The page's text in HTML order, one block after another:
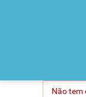
Não tem